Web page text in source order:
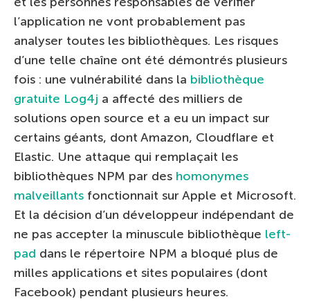
l’application ne vont probablement pas
analyser toutes les bibliothèques. Les risques
d’une telle chaîne ont été démontrés plusieurs
fois : une vulnérabilité dans la bibliothèque
gratuite Log4j a affecté des milliers de
solutions open source et a eu un impact sur
certains géants, dont Amazon, Cloudflare et
Elastic. Une attaque qui remplaçait les
bibliothèques NPM par des homonymes
malveillants fonctionnait sur Apple et Microsoft.
Et la décision d’un développeur indépendant de
ne pas accepter la minuscule bibliothèque left-
pad dans le répertoire NPM a bloqué plus de
milles applications et sites populaires (dont
Facebook) pendant plusieurs heures.